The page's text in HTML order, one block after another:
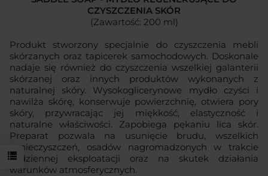
CZYSZCZENIA SKÓR
(Zawartość: 200 ml)
Produkt stworzony specjalnie do czyszczenia mebli
skórzanych oraz tapicerek samochodowych. Doskonale
nadaje się również do czyszczenia wszelkiej galanterii
skórzanej oraz innych produktów wykonanych z
naturalnej skóry. Wysokoglicerynowe mydło czyści i
nawilża skórę, konserwuje powierzchnię, otwiera pory
skóry, przywracając jej miękkość, elastyczność i
naturalne właściwości. Zapobiega pękaniu lica skór.
Preparat pozwala na usunięcie brudu, wszelkich
zanieczyszczeń, osadów nagromadzonych w trakcie
codziennej eksploatacji oraz na skutek działania
warunków atmosferycznych.